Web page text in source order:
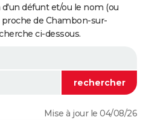
défunt et/ou le nom (ou
de Chambon-sur-
ci-dessous.
Mise à jour le 04/08/26